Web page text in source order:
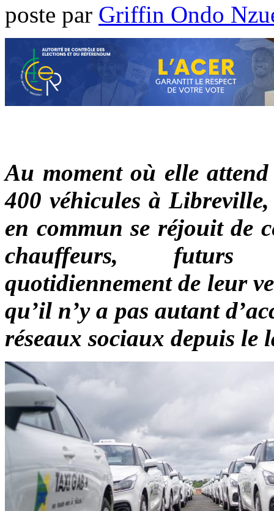
poste par Griffin Ondo
Au moment où elle
400 véhicules à
en commun se réjouit de
chauffeurs, futurs
quotidiennement de leur
qu’il n’y a pas autant
réseaux sociaux depuis le